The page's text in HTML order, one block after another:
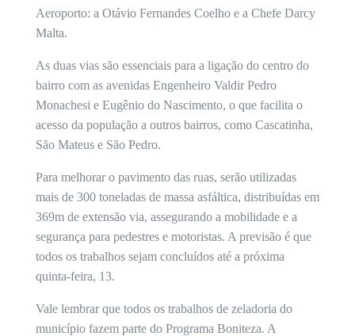
Aeroporto: a Otávio Fernandes Coelho e a Chefe Darcy
Malta.
As duas vias são essenciais para a ligação do centro do
bairro com as avenidas Engenheiro Valdir Pedro
Monachesi e Eugênio do Nascimento, o que facilita o
acesso da população a outros bairros, como Cascatinha,
São Mateus e São Pedro.
Para melhorar o pavimento das ruas, serão utilizadas
mais de 300 toneladas de massa asfáltica, distribuídas em
369m de extensão via, assegurando a mobilidade e a
segurança para pedestres e motoristas. A previsão é que
todos os trabalhos sejam concluídos até a próxima
quinta-feira, 13.
Vale lembrar que todos os trabalhos de zeladoria do
município fazem parte do Programa Boniteza. A